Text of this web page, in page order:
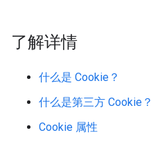
了解详情
什么是 Cookie？
什么是第三方 Cookie？
Cookie 属性